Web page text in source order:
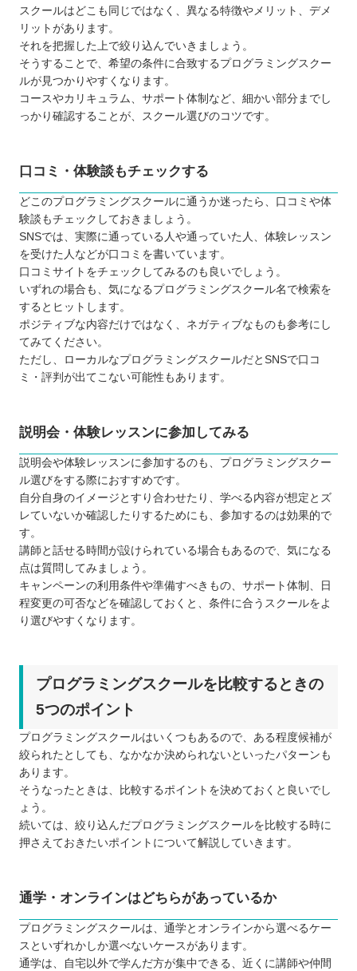
DMM WEBCAMP
【京都】子ども向けのおすすめプログラミングス
クール6選
パソコープ 烏丸御池教室
プログラボ
manalgo（マナルゴ）
キュリオステーション長岡天神店
京都府で自分にあったプログラミングスクールを
選ぼう
スクールはどこも同じではなく、異なる特徴やメリット、デメ
リットがあります。
それを把握した上で絞り込んでいきましょう。
そうすることで、希望の条件に合致するプログラミングスクー
ルが見つかりやすくなります。
コースやカリキュラム、サポート体制など、細かい部分までし
っかり確認することが、スクール選びのコツです。
口コミ・体験談もチェックする
どこのプログラミングスクールに通うか迷ったら、口コミや体
験談もチェックしておきましょう。
SNSでは、実際に通っている人や通っていた人、体験レッスン
を受けた人などが口コミを書いています。
口コミサイトをチェックしてみるのも良いでしょう。
いずれの場合も、気になるプログラミングスクール名で検索を
するとヒットします。
ポジティブな内容だけではなく、ネガティブなものも参考にし
てみてください。
ただし、ローカルなプログラミングスクールだとSNSで口コ
ミ・評判が出てこない可能性もあります。
説明会・体験レッスンに参加してみる
説明会や体験レッスンに参加するのも、プログラミングスクー
ル選びをする際におすすめです。
自分自身のイメージとすり合わせたり、学べる内容が想定とズ
レていないか確認したりするためにも、参加するのは効果的で
す。
講師と話せる時間が設けられている場合もあるので、気になる
点は質問してみましょう。
キャンペーンの利用条件や準備すべきもの、サポート体制、日
程変更の可否などを確認しておくと、条件に合うスクールをよ
り選びやすくなります。
プログラミングスクールを比較するときの
5つのポイント
プログラミングスクールはいくつもあるので、ある程度候補が
絞られたとしても、なかなか決められないといったパターンも
あります。
そうなったときは、比較するポイントを決めておくと良いでし
ょう。
続いては、絞り込んだプログラミングスクールを比較する時に
押さえておきたいポイントについて解説していきます。
通学・オンラインはどちらがあっているか
プログラミングスクールは、通学とオンラインから選べるケー
スといずれかしか選べないケースがあります。
通学は、自宅以外で学んだ方が集中できる、近くに講師や仲間